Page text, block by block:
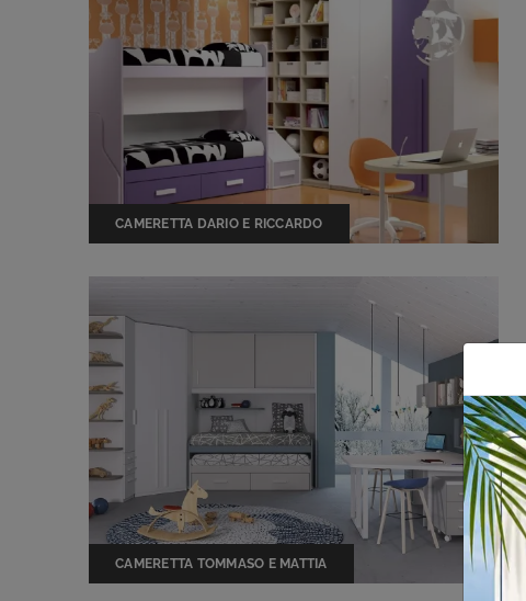
CAMERETTA DARIO E RICCARDO
CAMERETTA TOMMASO E MATTIA